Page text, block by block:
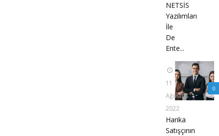
NETSİS
Yazılımları
İle
De
Ente...
0
11
Ağustos
2022
Harika
Satışçının